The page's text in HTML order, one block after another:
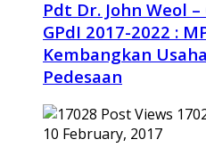
Pdt Dr. John Weol
GPdI 2017-2022 :
Kembangkan
Pedesaan
10 February, 2017